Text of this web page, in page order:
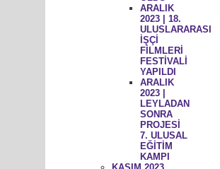
ARALIK
2023 | 18.
ULUSLARARASI
İŞÇİ
FİLMLERİ
FESTİVALİ
YAPILDI
ARALIK
2023 |
LEYLADAN
SONRA
PROJESİ
7. ULUSAL
EĞİTİM
KAMPI